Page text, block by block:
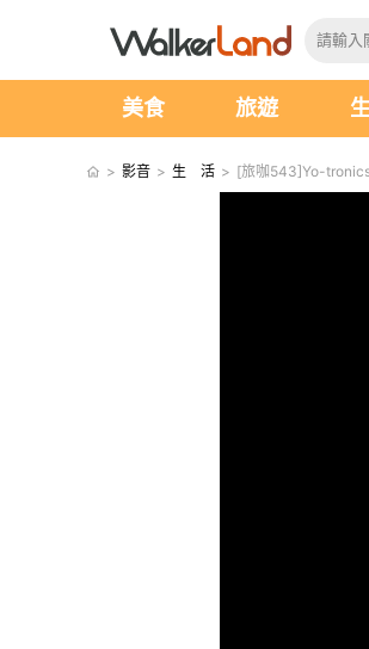
美食 旅遊
> 影音 > 生 活 > [旅咖543]Yo-